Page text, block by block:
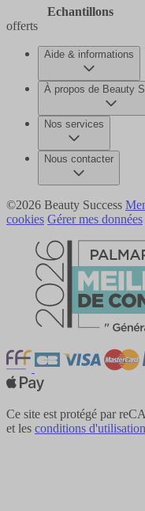
Echantillons
offerts
Aide & informations
À propos de Beauty
Nos services
Nous contacter
©2026 Beauty Success
cookies Gérer mes données
Ce site est protégé par
et les conditions d'utilisation